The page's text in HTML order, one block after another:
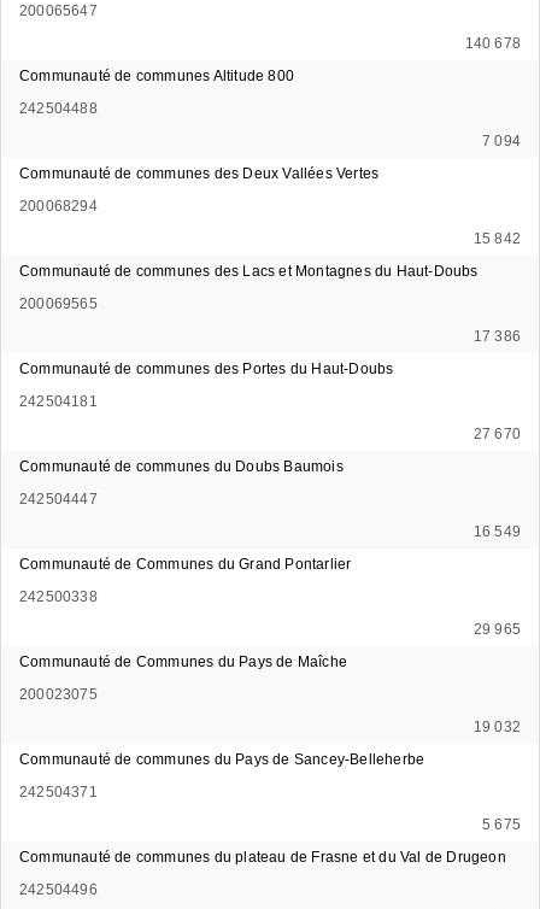
200065647
140 678
Communauté de communes Altitude 800
242504488
7 094
Communauté de communes des Deux Vallées Vertes
200068294
15 842
Communauté de communes des Lacs et Montagnes du Haut-Doubs
200069565
17 386
Communauté de communes des Portes du Haut-Doubs
242504181
27 670
Communauté de communes du Doubs Baumois
242504447
16 549
Communauté de Communes du Grand Pontarlier
242500338
29 965
Communauté de Communes du Pays de Maîche
200023075
19 032
Communauté de communes du Pays de Sancey-Belleherbe
242504371
5 675
Communauté de communes du plateau de Frasne et du Val de Drugeon
242504496